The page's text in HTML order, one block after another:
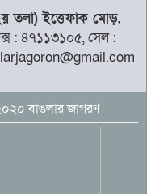
শহীদ পরিবার ও
সংবর্ধনা এবং আলোচনা
আন্দোলনের ফসল ঘরে ঘরে
মারুফ
ইত্তেফাক মোড়,
: ৪৭১১৩১০৫, সেল :
বাঙলার জাগরণ